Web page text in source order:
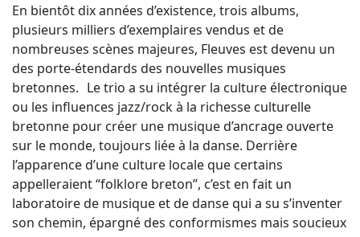
En bientôt dix années d’existence, trois albums,
plusieurs milliers d’exemplaires vendus et de
nombreuses scènes majeures, Fleuves est devenu un
des porte-étendards des nouvelles musiques
bretonnes. Le trio a su intégrer la culture électronique
ou les influences jazz/rock à la richesse culturelle
bretonne pour créer une musique d’ancrage ouverte
sur le monde, toujours liée à la danse. Derrière
l’apparence d’une culture locale que certains
appelleraient “folklore breton”, c’est en fait un
laboratoire de musique et de danse qui a su s’inventer
son chemin, épargné des conformismes mais soucieux